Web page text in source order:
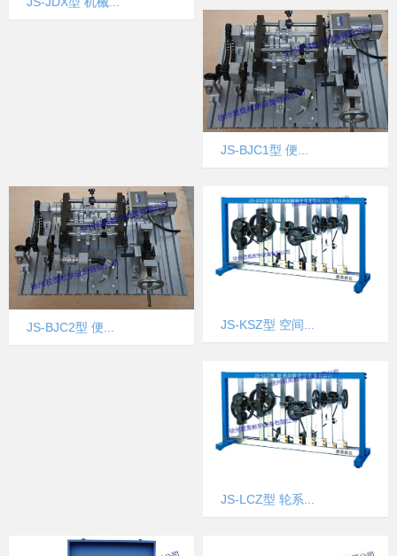
JS-BJC1型 便...
JS-BJC2型 便... JS-KSZ型 空间...
JS-LCZ型 轮系...